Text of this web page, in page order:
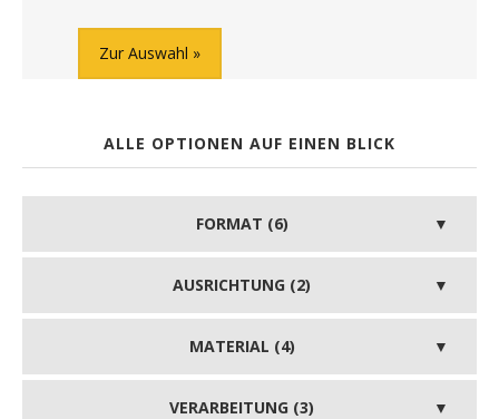
Zur Auswahl
ALLE OPTIONEN AUF EINEN BLICK
FORMAT (6)
AUSRICHTUNG (2)
MATERIAL (4)
VERARBEITUNG (3)